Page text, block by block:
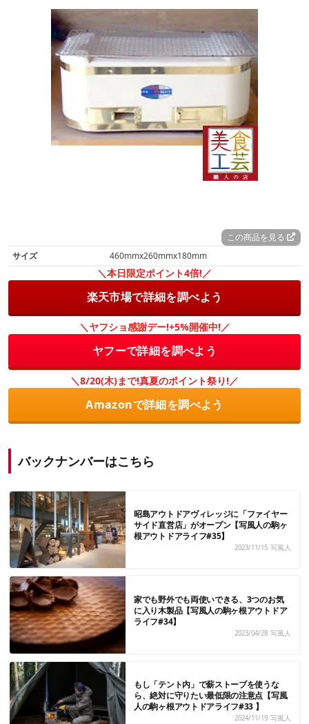
この商品を見る
サイズ
460mmx260mmx180mm
＼本日限定ポイント4倍!／
楽天市場で詳細を調べよう
＼ヤフショ感謝デー!+5%開催中!／
ヤフーで詳細を調べよう
＼8/20(木)まで!真夏のポイント祭り!／
Amazonで詳細を調べよう
バックナンバーはこちら
昭島アウトドアヴィレッジに「ファイヤー
サイド直営店」がオープン【写風人の駒ヶ
根アウトドアライフ#35】
2023/11/15 写風人
家でも野外でも両使いできる、3つのお気
に入り木製品【写風人の駒ヶ根アウトドア
ライフ#34】
2023/04/28 写風人
もし「テント内」で薪ストーブを使うな
ら、絶対に守りたい最低限の注意点【写風
人の駒ヶ根アウトドアライフ#33 】
2024/11/19 写風人